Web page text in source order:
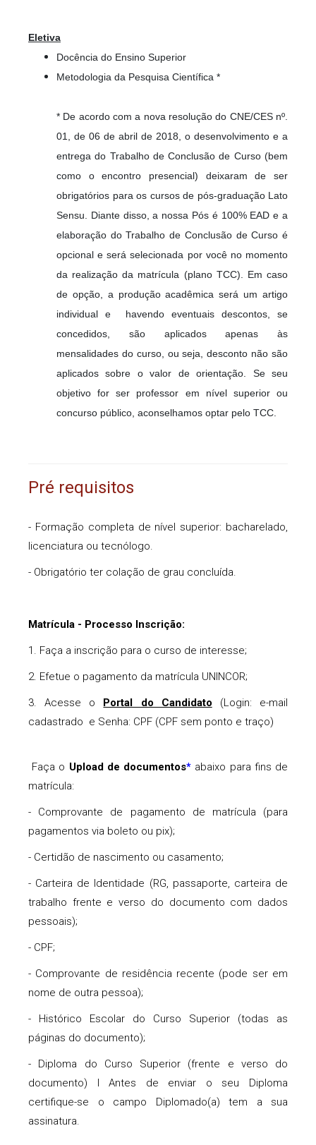
Eletiva
Docência do Ensino Superior
Metodologia da Pesquisa Científica *
* De acordo com a nova resolução do CNE/CES nº.
01, de 06 de abril de 2018, o desenvolvimento e a
entrega do Trabalho de Conclusão de Curso (bem
como o encontro presencial) deixaram de ser
obrigatórios para os cursos de pós-graduação Lato
Sensu. Diante disso, a nossa Pós é 100% EAD e a
elaboração do Trabalho de Conclusão de Curso é
opcional e será selecionada por você no momento
da realização da matrícula (plano TCC). Em caso
de opção, a produção acadêmica será um artigo
individual e havendo eventuais descontos, se
concedidos, são aplicados apenas às
mensalidades do curso, ou seja, desconto não são
aplicados sobre o valor de orientação. Se seu
objetivo for ser professor em nível superior ou
concurso público, aconselhamos optar pelo TCC.
Pré requisitos
- Formação completa de nível superior: bacharelado,
licenciatura ou tecnólogo.
- Obrigatório ter colação de grau concluída.
Matrícula - Processo Inscrição:
1. Faça a inscrição para o curso de interesse;
2. Efetue o pagamento da matrícula UNINCOR;
3. Acesse o Portal do Candidato (Login: e-mail
cadastrado e Senha: CPF (CPF sem ponto e traço)
Faça o Upload de documentos* abaixo para fins de
matrícula:
- Comprovante de pagamento de matrícula (para
pagamentos via boleto ou pix);
- Certidão de nascimento ou casamento;
- Carteira de Identidade (RG, passaporte, carteira de
trabalho frente e verso do documento com dados
pessoais);
- CPF;
- Comprovante de residência recente (pode ser em
nome de outra pessoa);
- Histórico Escolar do Curso Superior (todas as
páginas do documento);
- Diploma do Curso Superior (frente e verso do
documento) l Antes de enviar o seu Diploma
certifique-se o campo Diplomado(a) tem a sua
assinatura.